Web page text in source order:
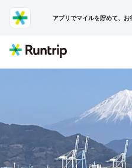
アプリでマイルを貯めて、お